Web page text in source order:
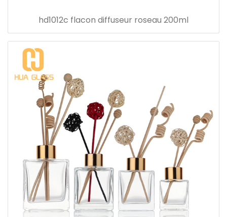
hd1012c flacon diffuseur roseau 200ml